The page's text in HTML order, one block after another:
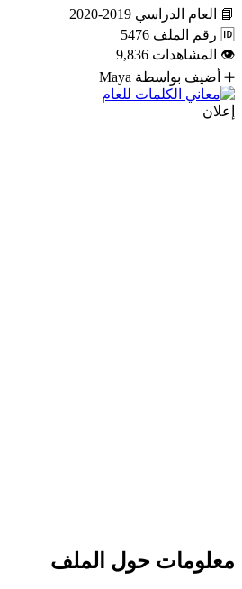
📘
العام الدراسي 2019-2020
🆔 رقم الملف 5476
👁
المشاهدات 9,836
➕
أضيف بواسطة Maya
إعلان
معلومات حول الملف